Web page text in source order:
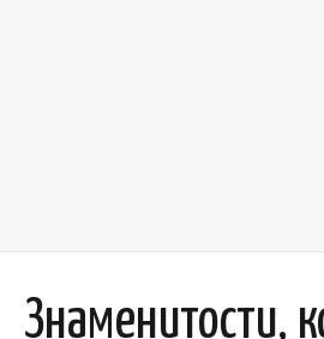
Знаменитости,